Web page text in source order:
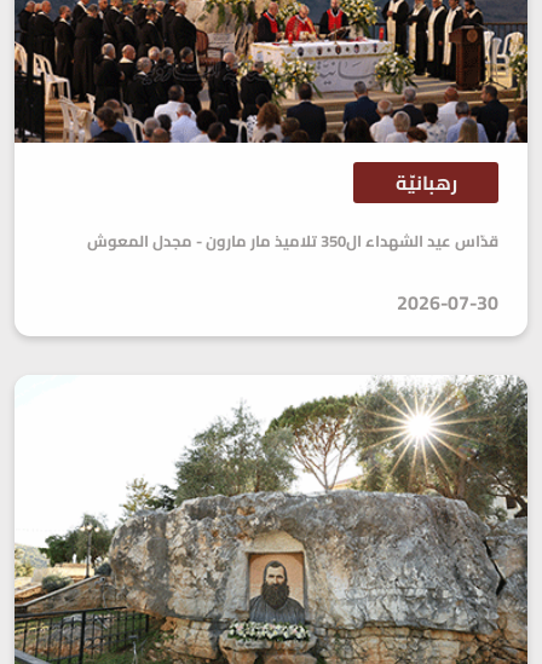
رهبانيّة
قدّاس عيد الشهداء ال350 تلاميذ مار مارون - مجدل المعوش
2026-07-30